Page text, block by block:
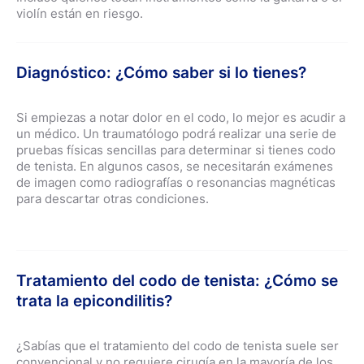
violín están en riesgo.
Diagnóstico: ¿Cómo saber si lo tienes?
Si empiezas a notar dolor en el codo, lo mejor es acudir a
un médico. Un traumatólogo podrá realizar una serie de
pruebas físicas sencillas para determinar si tienes codo
de tenista. En algunos casos, se necesitarán exámenes
de imagen como radiografías o resonancias magnéticas
para descartar otras condiciones.
Tratamiento del codo de tenista: ¿Cómo se
trata la epicondilitis?
¿Sabías que el tratamiento del codo de tenista suele ser